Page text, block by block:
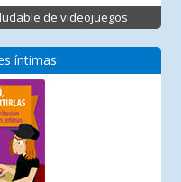
de videojuegos
íntimas